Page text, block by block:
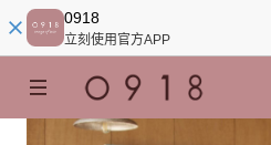
0918
立刻使用官方APP